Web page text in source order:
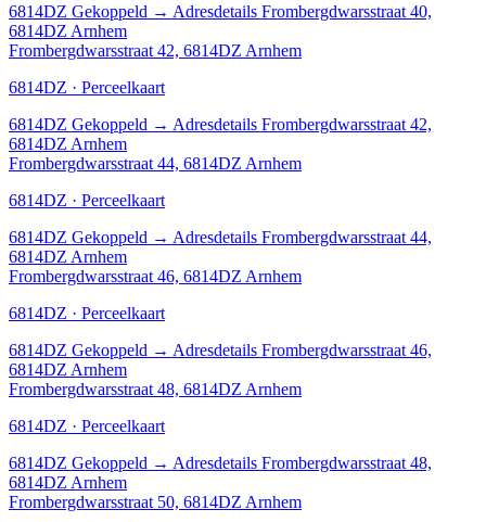
6814DZ Gekoppeld → Adresdetails Frombergdwarsstraat 40,
6814DZ Arnhem
Frombergdwarsstraat 42, 6814DZ Arnhem
6814DZ · Perceelkaart
6814DZ Gekoppeld → Adresdetails Frombergdwarsstraat 42,
6814DZ Arnhem
Frombergdwarsstraat 44, 6814DZ Arnhem
6814DZ · Perceelkaart
6814DZ Gekoppeld → Adresdetails Frombergdwarsstraat 44,
6814DZ Arnhem
Frombergdwarsstraat 46, 6814DZ Arnhem
6814DZ · Perceelkaart
6814DZ Gekoppeld → Adresdetails Frombergdwarsstraat 46,
6814DZ Arnhem
Frombergdwarsstraat 48, 6814DZ Arnhem
6814DZ · Perceelkaart
6814DZ Gekoppeld → Adresdetails Frombergdwarsstraat 48,
6814DZ Arnhem
Frombergdwarsstraat 50, 6814DZ Arnhem